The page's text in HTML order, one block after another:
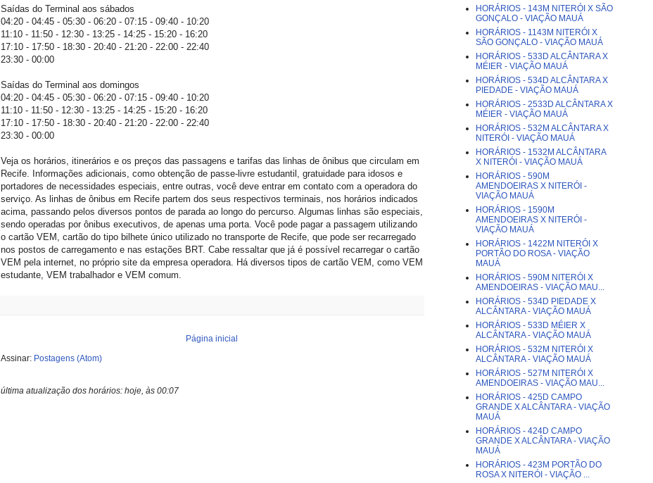
Saídas do Terminal aos sábados
04:20 - 04:45 - 05:30 - 06:20 - 07:15 - 09:40 - 10:20
11:10 - 11:50 - 12:30 - 13:25 - 14:25 - 15:20 - 16:20
17:10 - 17:50 - 18:30 - 20:40 - 21:20 - 22:00 - 22:40
23:30 - 00:00
Saídas do Terminal aos domingos
04:20 - 04:45 - 05:30 - 06:20 - 07:15 - 09:40 - 10:20
11:10 - 11:50 - 12:30 - 13:25 - 14:25 - 15:20 - 16:20
17:10 - 17:50 - 18:30 - 20:40 - 21:20 - 22:00 - 22:40
23:30 - 00:00
Veja os horários, itinerários e os preços das passagens e tarifas das linhas de ônibus que circulam em
Recife. Informações adicionais, como obtenção de passe-livre estudantil, gratuidade para idosos e
portadores de necessidades especiais, entre outras, você deve entrar em contato com a operadora do
serviço. As linhas de ônibus em Recife partem dos seus respectivos terminais, nos horários indicados
acima, passando pelos diversos pontos de parada ao longo do percurso. Algumas linhas são especiais,
sendo operadas por ônibus executivos, de apenas uma porta. Você pode pagar a passagem utilizando
o cartão VEM, cartão do tipo bilhete único utilizado no transporte de Recife, que pode ser recarregado
nos postos de carregamento e nas estações BRT. Cabe ressaltar que já é possível recarregar o cartão
VEM pela internet, no próprio site da empresa operadora. Há diversos tipos de cartão VEM, como VEM
estudante, VEM trabalhador e VEM comum.
Página inicial
Assinar: Postagens (Atom)
última atualização dos horários: hoje, às 00:07
HORÁRIOS - 143M NITERÓI X SÃO
GONÇALO - VIAÇÃO MAUÁ
HORÁRIOS - 1143M NITERÓI X
SÃO GONÇALO - VIAÇÃO MAUÁ
HORÁRIOS - 533D ALCÂNTARA X
MÉIER - VIAÇÃO MAUÁ
HORÁRIOS - 534D ALCÂNTARA X
PIEDADE - VIAÇÃO MAUÁ
HORÁRIOS - 2533D ALCÂNTARA X
MÉIER - VIAÇÃO MAUÁ
HORÁRIOS - 532M ALCÂNTARA X
NITERÓI - VIAÇÃO MAUÁ
HORÁRIOS - 1532M ALCÂNTARA
X NITERÓI - VIAÇÃO MAUÁ
HORÁRIOS - 590M
AMENDOEIRAS X NITERÓI -
VIAÇÃO MAUÁ
HORÁRIOS - 1590M
AMENDOEIRAS X NITERÓI -
VIAÇÃO MAUÁ
HORÁRIOS - 1422M NITERÓI X
PORTÃO DO ROSA - VIAÇÃO
MAUÁ
HORÁRIOS - 590M NITERÓI X
AMENDOEIRAS - VIAÇÃO MAU...
HORÁRIOS - 534D PIEDADE X
ALCÂNTARA - VIAÇÃO MAUÁ
HORÁRIOS - 533D MÉIER X
ALCÂNTARA - VIAÇÃO MAUÁ
HORÁRIOS - 532M NITERÓI X
ALCÂNTARA - VIAÇÃO MAUÁ
HORÁRIOS - 527M NITERÓI X
AMENDOEIRAS - VIAÇÃO MAU...
HORÁRIOS - 425D CAMPO
GRANDE X ALCÂNTARA - VIAÇÃO
MAUÁ
HORÁRIOS - 424D CAMPO
GRANDE X ALCÂNTARA - VIAÇÃO
MAUÁ
HORÁRIOS - 423M PORTÃO DO
ROSA X NITERÓI - VIAÇÃO ...